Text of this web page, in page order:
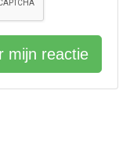
mijn reactie